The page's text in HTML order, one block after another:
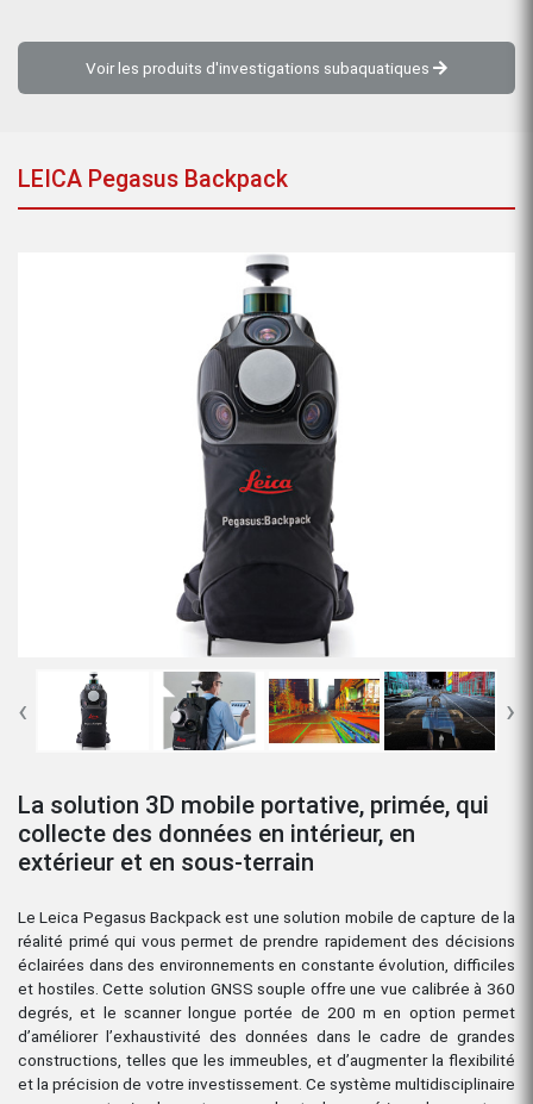
Voir les produits d'investigations subaquatiques
LEICA Pegasus Backpack
‹ ›
La solution 3D mobile portative, primée, qui
collecte des données en intérieur, en
extérieur et en sous-terrain
Le Leica Pegasus Backpack est une solution mobile de capture de la
réalité primé qui vous permet de prendre rapidement des décisions
éclairées dans des environnements en constante évolution, difficiles
et hostiles. Cette solution GNSS souple offre une vue calibrée à 360
degrés, et le scanner longue portée de 200 m en option permet
d’améliorer l’exhaustivité des données dans le cadre de grandes
constructions, telles que les immeubles, et d’augmenter la flexibilité
et la précision de votre investissement. Ce système multidisciplinaire